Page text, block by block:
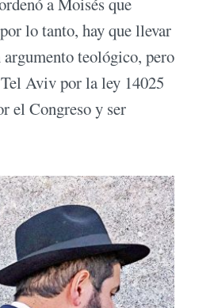
lo tanto, hay que llevar
argumento teológico, pero
Aviv por la ley 14025
el Congreso y ser